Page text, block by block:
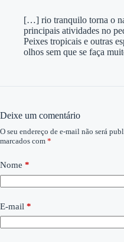
[…] rio tranquilo torna o
principais atividades no
Peixes tropicais e outras
olhos sem que se faça
Deixe um comentário
O seu endereço de e-mail não será
marcados com *
Nome *
E-mail *